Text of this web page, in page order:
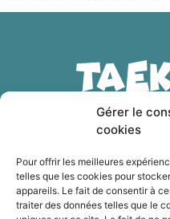
Gérer le
cookies
Pour offrir les meilleures
telles que les cookies pour
appareils. Le fait de consentir à
traiter des données telles que le
elit. Ut elit tellus,
pulvinar
Politique de cookies